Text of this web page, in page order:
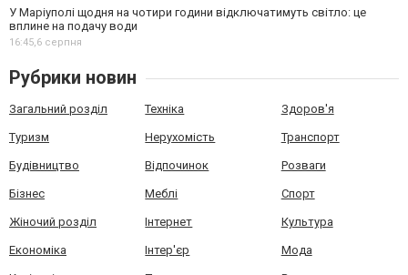
У Маріуполі щодня на чотири години відключатимуть світло: це
вплине на подачу води
16:45,6 серпня
Рубрики новин
Загальний розділ Техніка Здоров'я
Туризм Нерухомість Транспорт
Будівництво Відпочинок Розваги
Бізнес Меблі Спорт
Жіночий розділ Інтернет Культура
Економіка Інтер'єр Мода